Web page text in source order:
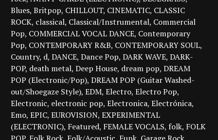
Blues Britpop CHILLOUT CINEMATIC CLASSIC
ROCK classical Classical/Instrumental Commercial
Pop COMMERCIAL VOCAL DANCE Contemporary
Pop CONTEMPORARY R&B CONTEMPORARY SOUL
Country d DANCE Dance Pop DARK WAVE DARK-
POP death metal Deep House dream pop DREAM
POP (Electronic/Pop) DREAM POP (Guitar Washed-
out/Shoegaze Style) EDM Electro Electro Pop
Electronic electronic pop Electronica Electrónica
Emo EPIC EUROVISION EXPERIMENTAL
(ELECTRONIC) Featured FEMALE VOCALS folk FOLK